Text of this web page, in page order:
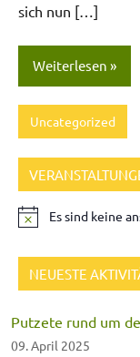
sich nun […]
Weiterlesen
Uncategorized
Es sind keine
NEUESTE
Putzete rund um
09. April 2025